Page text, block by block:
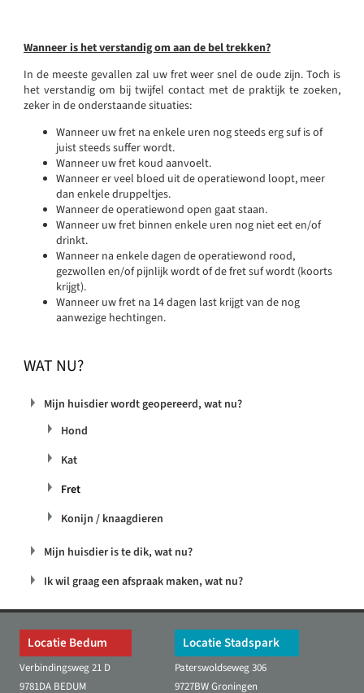
Wanneer is het verstandig om aan de bel trekken?
In de meeste gevallen zal uw fret weer snel de oude zijn. Toch is
het verstandig om bij twijfel contact met de praktijk te zoeken,
zeker in de onderstaande situaties:
Wanneer uw fret na enkele uren nog steeds erg suf is of
juist steeds suffer wordt.
Wanneer uw fret koud aanvoelt.
Wanneer er veel bloed uit de operatiewond loopt, meer
dan enkele druppeltjes.
Wanneer de operatiewond open gaat staan.
Wanneer uw fret binnen enkele uren nog niet eet en/of
drinkt.
Wanneer na enkele dagen de operatiewond rood,
gezwollen en/of pijnlijk wordt of de fret suf wordt (koorts
krijgt).
Wanneer uw fret na 14 dagen last krijgt van de nog
aanwezige hechtingen.
WAT NU?
Mijn huisdier wordt geopereerd, wat nu?
Hond
Kat
Fret
Konijn / knaagdieren
Mijn huisdier is te dik, wat nu?
Ik wil graag een afspraak maken, wat nu?
Locatie Bedum
Verbindingsweg 21 D
9781DA BEDUM
Locatie Stadspark
Paterswoldseweg 306
9727BW Groningen